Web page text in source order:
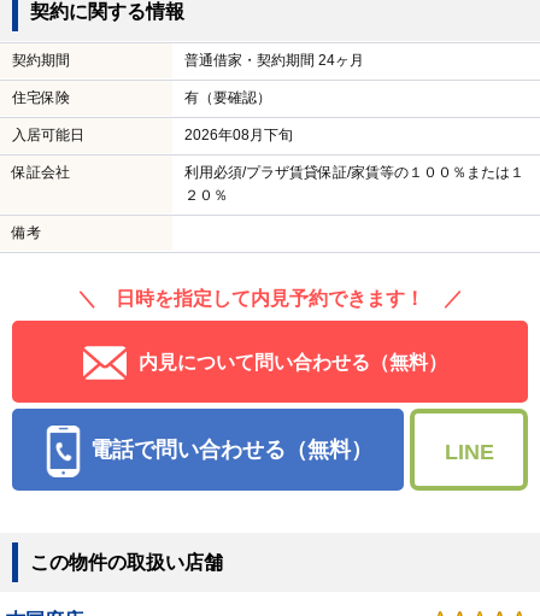
契約に関する情報
契約期間 普通借家・契約期間 24ヶ月
住宅保険 有（要確認）
入居可能日 2026年08月下旬
保証会社
利用必須/プラザ賃貸保証/家賃等の１００％または１
２０％
備考
＼ 日時を指定して内見予約できます！ ／
内見について問い合わせる（無料）
電話で問い合わせる（無料） LINE
この物件の取扱い店舗